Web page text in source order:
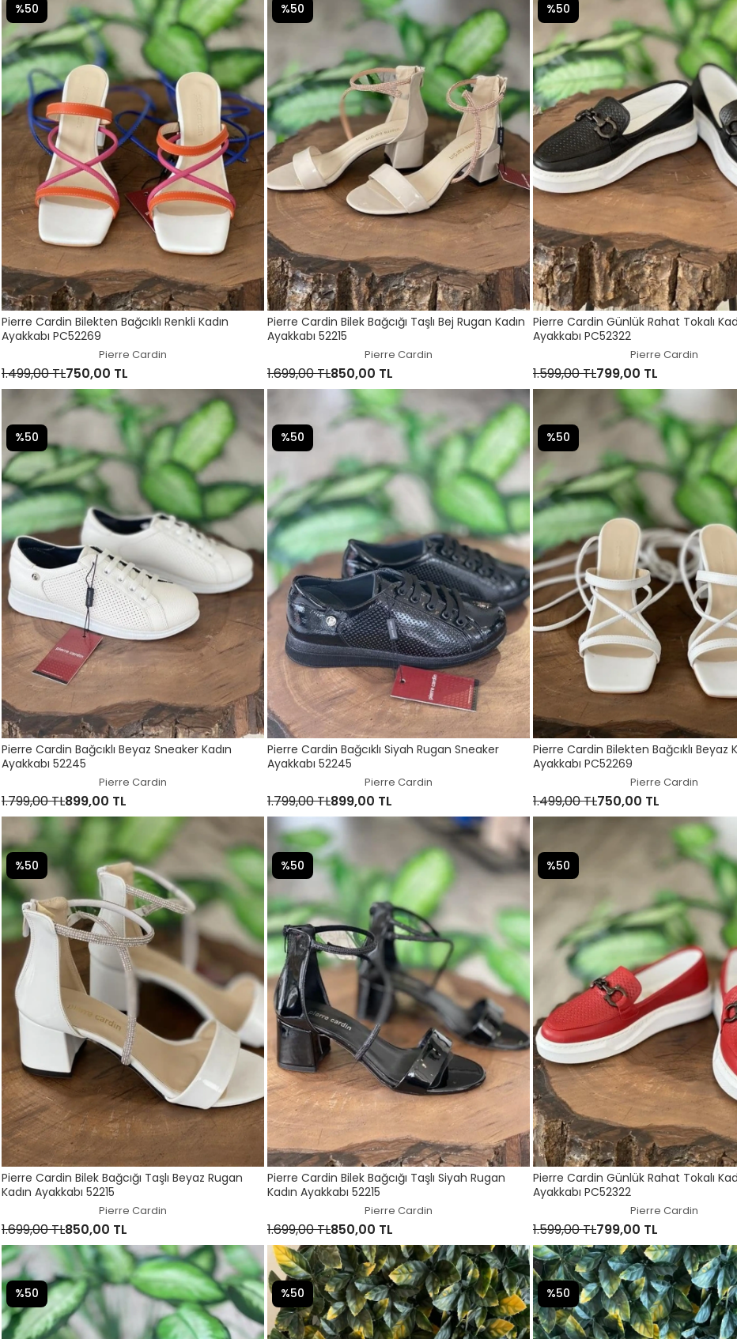
Pierre Cardin Bilekten Bağcıklı Renkli Kadın
Ayakkabı PC52269
Pierre Cardin
1.499,00 TL750,00 TL
%50
Pierre Cardin Bilek Bağcığı Taşlı Bej Rugan Kadın
Ayakkabı 52215
Pierre Cardin
1.699,00 TL850,00 TL
%50
Pierre Cardin Günlük Rahat Tokalı
Ayakkabı PC52322
Pierre Cardin
1.599,00 TL799,00 TL
%50
Pierre Cardin Bağcıklı Beyaz Sneaker Kadın
Ayakkabı 52245
Pierre Cardin
1.799,00 TL899,00 TL
%50
Pierre Cardin Bağcıklı Siyah Rugan Sneaker
Ayakkabı 52245
Pierre Cardin
1.799,00 TL899,00 TL
%50
Pierre Cardin Bilekten Bağcıklı Beyaz
Ayakkabı PC52269
Pierre Cardin
1.499,00 TL750,00 TL
%50
Pierre Cardin Bilek Bağcığı Taşlı Beyaz Rugan
Kadın Ayakkabı 52215
Pierre Cardin
1.699,00 TL850,00 TL
%50
Pierre Cardin Bilek Bağcığı Taşlı Siyah Rugan
Kadın Ayakkabı 52215
Pierre Cardin
1.699,00 TL850,00 TL
%50
Pierre Cardin Günlük Rahat Tokalı
Ayakkabı PC52322
Pierre Cardin
1.599,00 TL799,00 TL
%50
%50 %50 %50